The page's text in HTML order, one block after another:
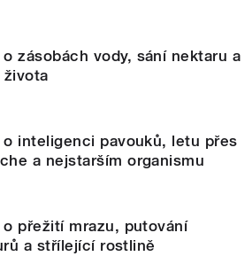
zásobách vody, sání nektaru a
života
o inteligenci pavouků, letu přes
a nejstarším organismu
o přežití mrazu, putování
a střílející rostlině